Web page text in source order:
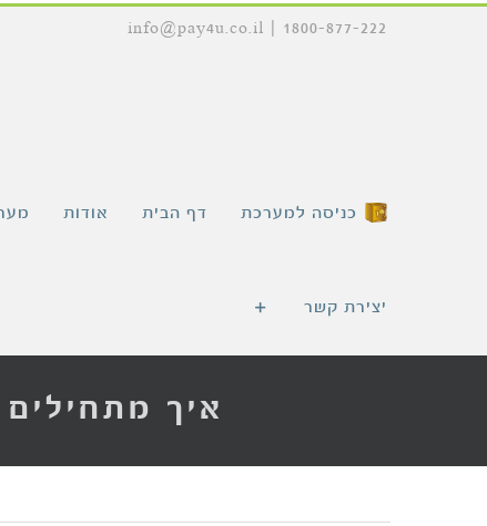
1800-877-222
info@pay4u.co.il
כניסה למערכת דף הבית אודות
יצירת קשר
איך